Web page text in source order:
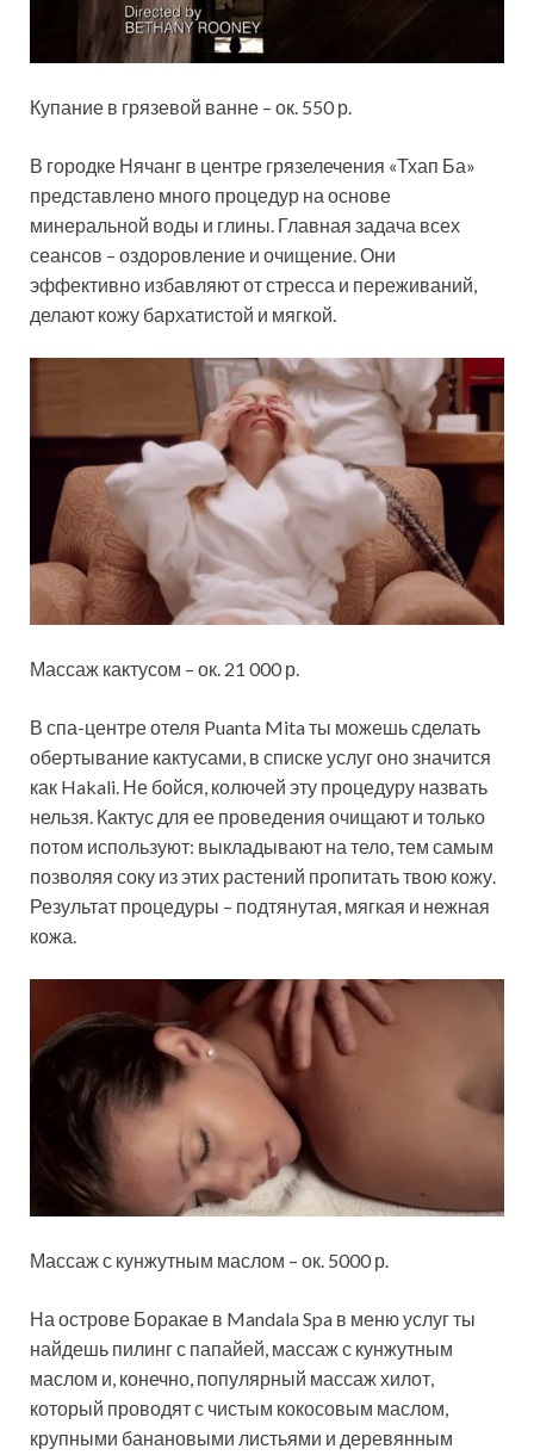
Купание в грязевой ванне – ок. 550 р.
В городке Нячанг в центре грязелечения «Тхап Ба»
представлено много процедур на основе
минеральной воды и глины. Главная задача всех
сеансов – оздоровление и очищение. Они
эффективно избавляют от стресса и переживаний,
делают кожу бархатистой и мягкой.
Массаж кактусом – ок. 21 000 р.
В спа-центре отеля​ Puanta​ Mita ты можешь сделать
обертывание кактусами, в списке услуг оно значится
как Hakali. Не бойся, колючей эту процедуру назвать
нельзя. Кактус для ее проведения очищают и только
потом используют: выкладывают на тело, тем самым
позволяя соку из этих растений пропитать твою кожу.
Результат процедуры – подтянутая, мягкая и нежная
кожа.
Массаж с кунжутным маслом – ок. 5000 р.
На острове Боракае в Mandala Spa в меню услуг ты
найдешь пилинг с папайей, массаж с кунжутным
маслом и, конечно, популярный массаж хилот,
который проводят с чистым кокосовым маслом,
крупными банановыми листьями и деревянным